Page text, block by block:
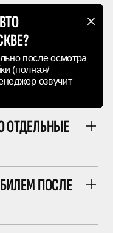
после осмотра
(полная/
озвучит
ОТДЕЛЬНЫЕ
ПОСЛЕ